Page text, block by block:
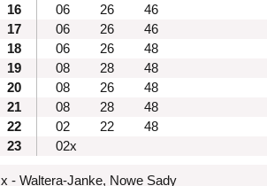
16
06 26
46
17
06 26
46
18
06 26
48
19
08 28
48
20
08 26
48
21
08 28
48
22
02 22
48
23
02x
x - Waltera-Janke, Nowe Sady